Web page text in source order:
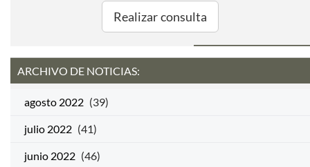
Realizar consulta
ARCHIVO DE NOTICIAS:
agosto 2022 (39)
julio 2022 (41)
junio 2022 (46)